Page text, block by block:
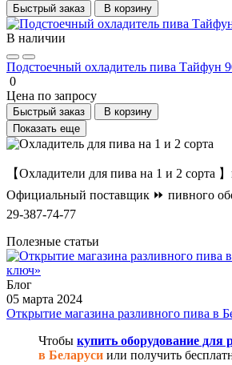
Быстрый заказ В корзину
В наличии
Подстоечный охладитель пива Тайфун
0
Цена по запросу
Быстрый заказ
В корзину
Показать еще
【Охладители для пива на 1 и 2 сорта
Официальный поставщик ⏩ пивного
29-387-74-77
Полезные статьи
Блог
05 марта 2024
Открытие магазина разливного пива в
Чтобы купить оборудование для
в Беларуси или получить